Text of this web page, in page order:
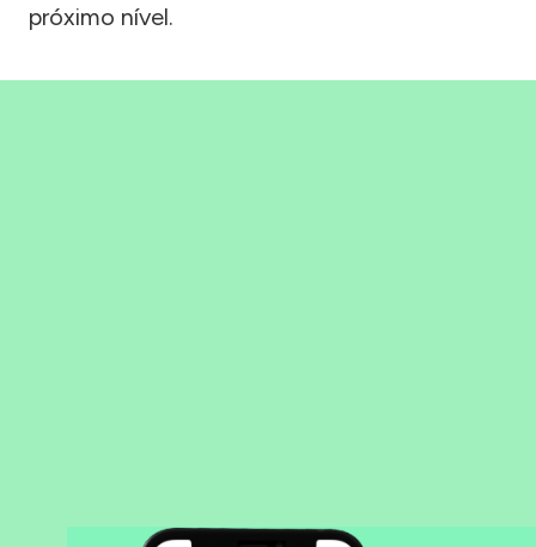
próximo nível.